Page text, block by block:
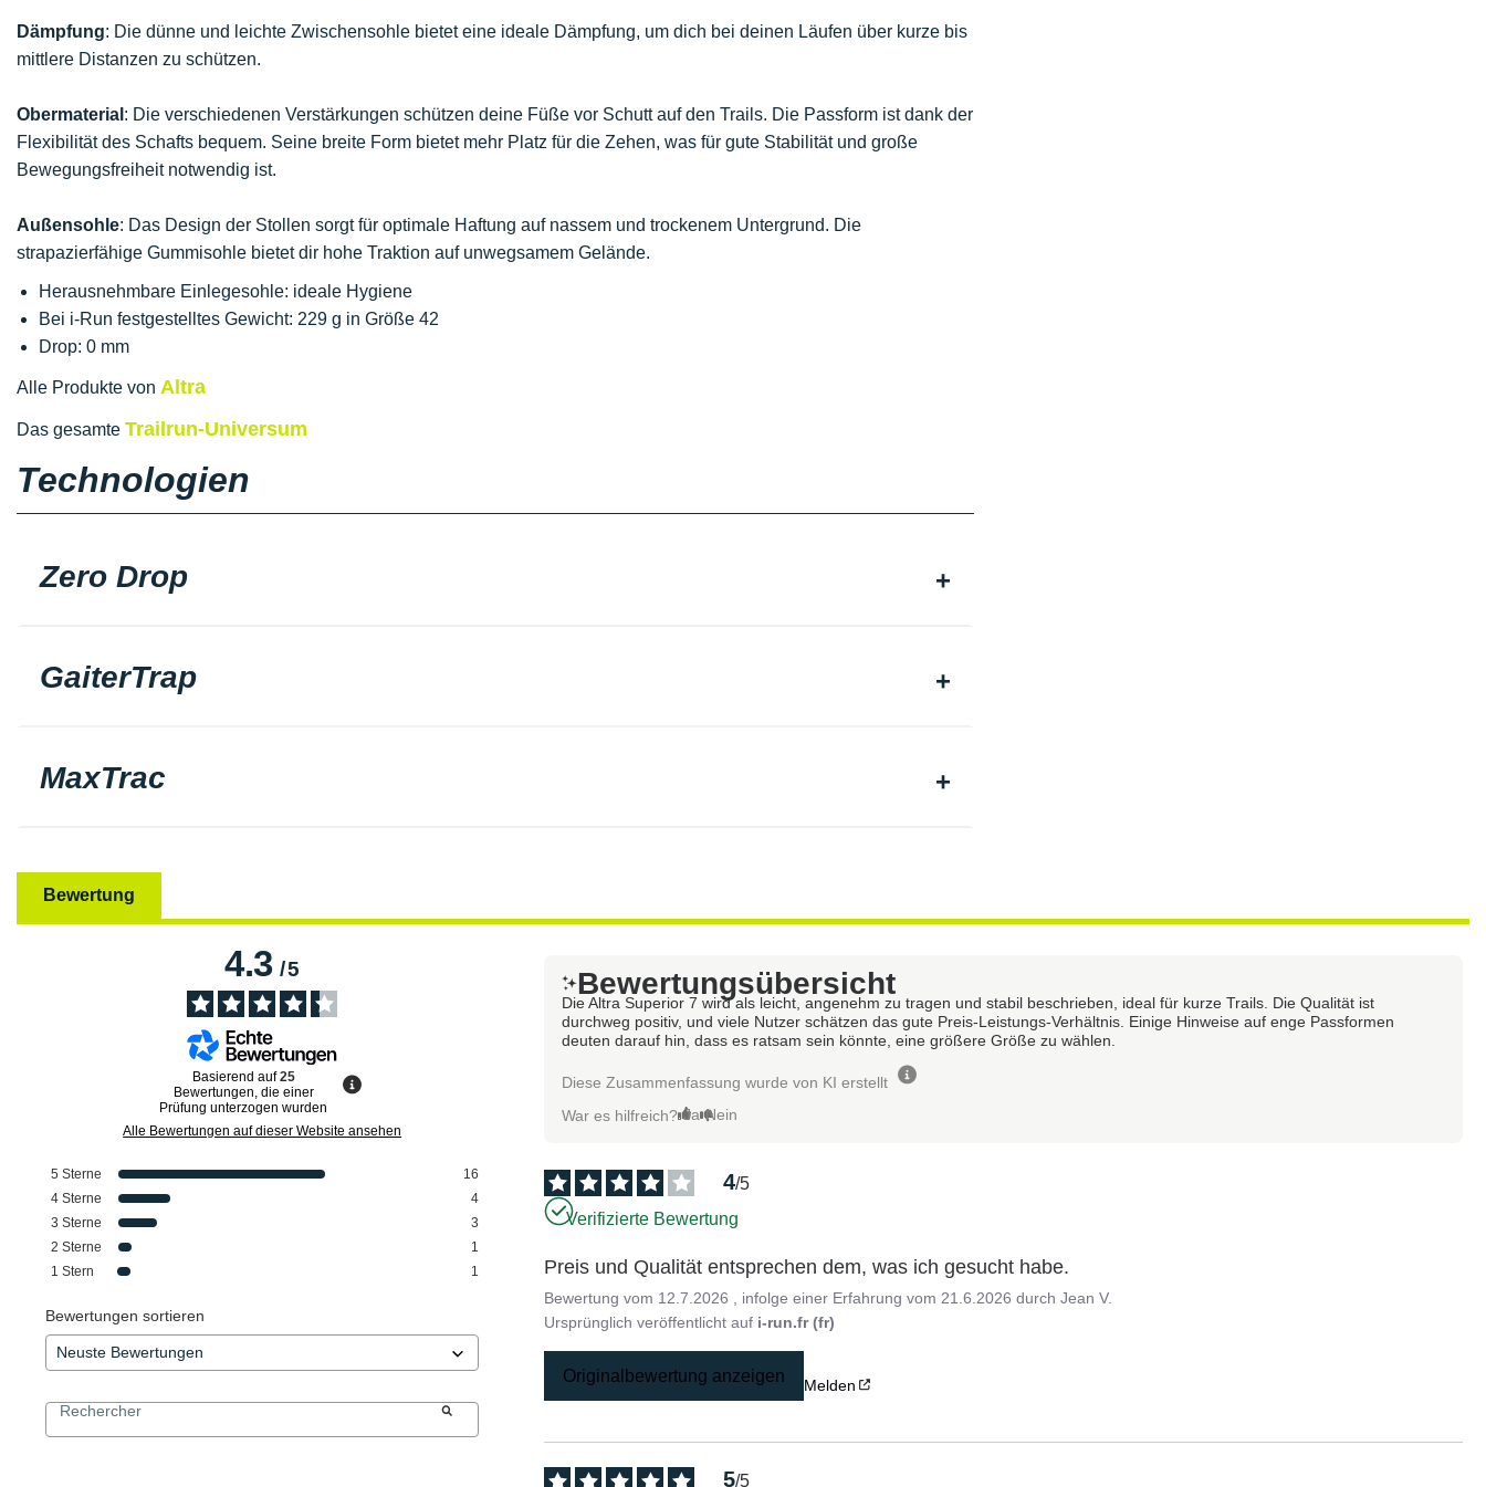
Dämpfung: Die dünne und leichte Zwischensohle bietet eine ideale Dämpfung, um dich bei deinen Läufen über kurze bis
mittlere Distanzen zu schützen.
Obermaterial : Die verschiedenen Verstärkungen schützen deine Füße vor Schutt auf den Trails. Die Passform ist dank der
Flexibilität des Schafts bequem. Seine breite Form bietet mehr Platz für die Zehen, was für gute Stabilität und große
Bewegungsfreiheit notwendig ist.
Außensohle: Das Design der Stollen sorgt für optimale Haftung auf nassem und trockenem Untergrund. Die
strapazierfähige Gummisohle bietet dir hohe Traktion auf unwegsamem Gelände.
Herausnehmbare Einlegesohle: ideale Hygiene
Bei i-Run festgestelltes Gewicht: 229 g in Größe 42
Drop: 0 mm
Alle Produkte von Altra
Das gesamte Trailrun-Universum
Technologien
Zero Drop
GaiterTrap
MaxTrac
Bewertung
4.3/5
Basierend auf25
Bewertungen, die einer
Prüfung unterzogen wurden
Alle Bewertungen auf dieser Website ansehen
5 Sterne
16
4 Sterne
4
3 Sterne
3
2 Sterne
1
1 Stern 1
Bewertungen sortieren
Bewertungsübersicht
Die Altra Superior 7 wird als leicht, angenehm zu tragen und stabil beschrieben, ideal für kurze Trails. Die Qualität ist
durchweg positiv, und viele Nutzer schätzen das gute Preis-Leistungs-Verhältnis. Einige Hinweise auf enge Passformen
deuten darauf hin, dass es ratsam sein könnte, eine größere Größe zu wählen.
Diese Zusammenfassung wurde von KI erstellt
War es hilfreich? Ja Nein
4/5
Verifizierte Bewertung
Preis und Qualität entsprechen dem, was ich gesucht habe.
Bewertung vom 12.7.2026 , infolge einer Erfahrung vom 21.6.2026 durchJean V.
Ursprünglich veröffentlicht auf i-run.fr (fr)
Originalbewertung anzeigen Melden
5/5